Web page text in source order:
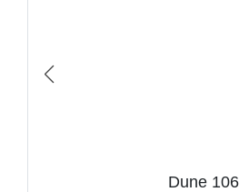
Dune 106